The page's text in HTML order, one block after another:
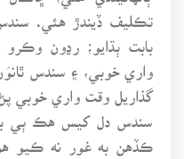
تڪليف ڏيندڙ هئي.
بابت ٻڌايو؛ رڍون
واري خوبي، ۽ سندس
گذاريل وقت واري خوبي پڻ
سندس دل کيس هڪ ٻي به
ڪڏهن به غور نه ڪيو